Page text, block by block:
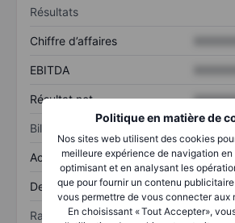
Politique en matière de
Nos sites web utilisent des cookies
meilleure expérience de navigation
optimisant et en analysant les
que pour fournir un contenu
vous permettre de vous connecter aux
En choisissant « Tout Accepter»,
Résultats
Chiffre d’affaires
EBITDA
Résultat net
Bilan
Actif total
Dette totale
Ratios